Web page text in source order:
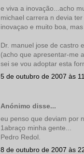
e viva a inovação...acho
michael carrera n devia
inovaçao e muito boa, mas
Dr. manuel jose de castro
(acho que apresentar-me
sei se vou adoptar esta
5 de outubro de 2007 às
Anónimo disse...
eu penso que deviam por
1abraço minha gente...
Pedro Redol.
8 de outubro de 2007 às